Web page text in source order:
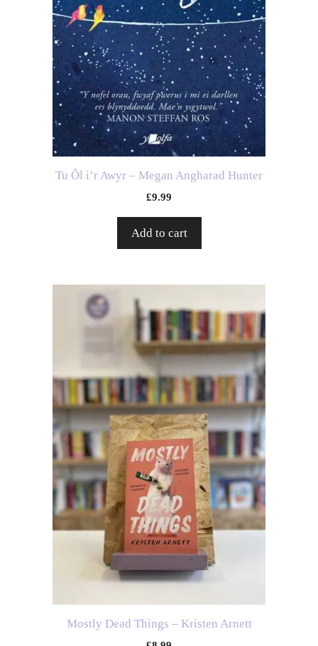
Tu Ôl i’r Awyr – Megan Angharad Hunter
£9.99
Add to cart
Mostly Dead Things – Kristen Arnett